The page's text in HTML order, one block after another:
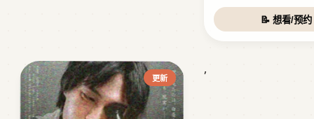
📝 想看/预约
更新
,